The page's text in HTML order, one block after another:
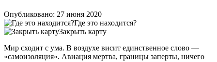
Опубликовано: 27 июня 2020
Где это находится?
Закрыть карту
Мир сходит с ума. В воздухе висит единственное слово —
«самоизоляция». Авиация мертва, границы заперты, ничего